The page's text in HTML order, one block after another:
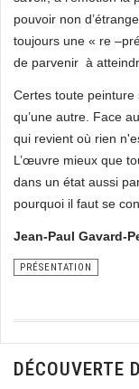
pouvoir non
toujours une « re
de parvenir à
Certes toute
qu’une autre. Face
qui revient où rien
L’œuvre mieux que
dans un état aussi
pourquoi il faut se
Jean-Paul Gavard-
PRÉSENTATION
DÉCOUVERTE